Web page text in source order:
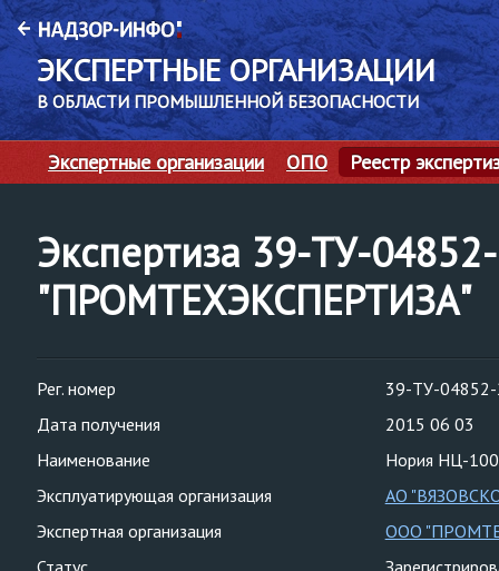
ЭКСПЕРТНЫЕ ОРГАНИЗАЦИИ
В ОБЛАСТИ ПРОМЫШЛЕННОЙ БЕЗОПАСНОСТИ
Экспертные организации ОПО Реестр
Экспертиза 39-ТУ-
"ПРОМТЕХЭКСПЕРТИЗА"
Рег. номер
39-ТУ-
Дата получения
2015 06 03
Наименование
Нория НЦ-
Эксплуатирующая организация
АО
Экспертная организация
ООО
Статус